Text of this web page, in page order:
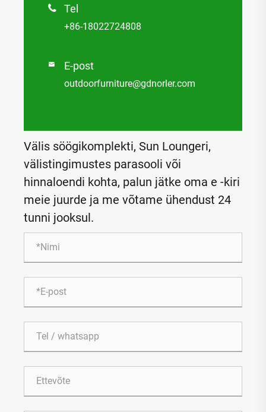
 Tel
+86-18022724808
 E-post
outdoorfurniture@gdnorler.com
Välis söögikomplekti, Sun Loungeri,
välistingimustes parasooli või
hinnaloendi kohta, palun jätke oma e -kiri
meie juurde ja me võtame ühendust 24
tunni jooksul.